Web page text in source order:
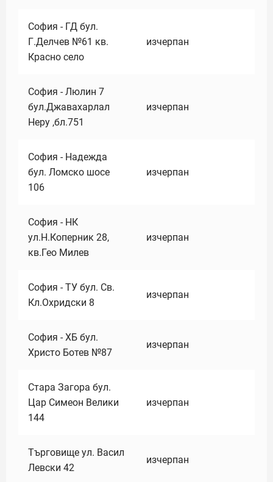
София - ГД бул.
Г.Делчев №61 кв.
Красно село
изчерпан
София - Люлин 7
бул.Джавахарлал
Неру ,бл.751
изчерпан
София - Надежда
бул. Ломско шосе
106
изчерпан
София - НК
ул.Н.Коперник 28,
кв.Гео Милев
изчерпан
София - ТУ бул. Св.
Кл.Охридски 8
изчерпан
София - ХБ бул.
Христо Ботев №87
изчерпан
Стара Загора бул.
Цар Симеон Велики
144
изчерпан
Търговище ул. Васил
Левски 42
изчерпан